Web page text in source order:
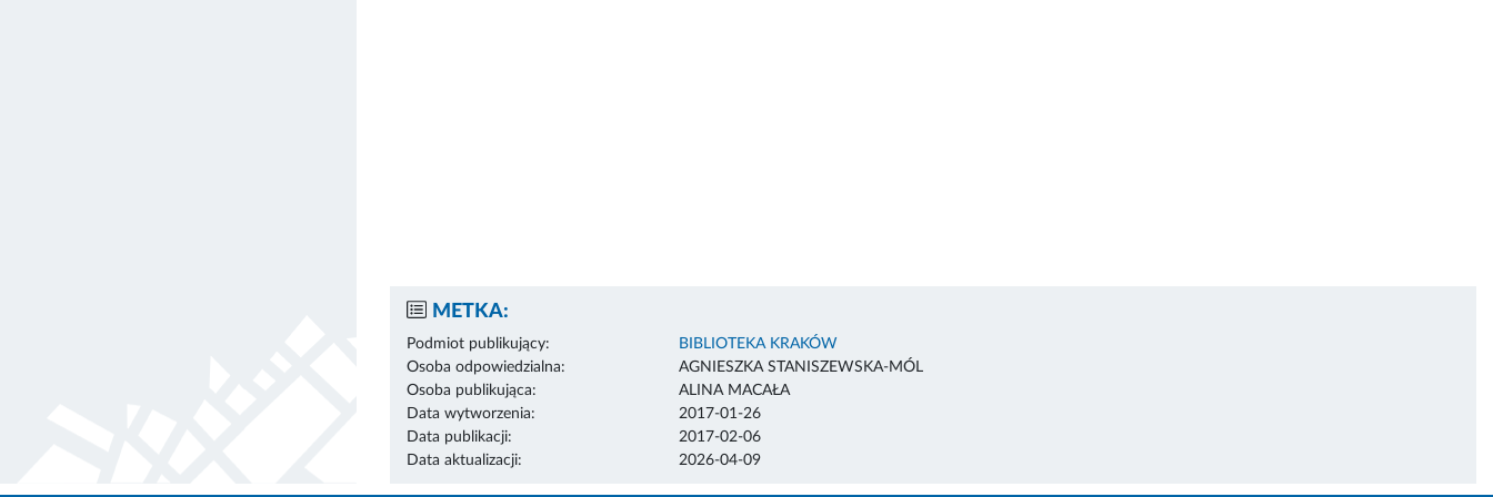
METKA:
Podmiot publikujący:
BIBLIOTEKA KRAKÓW
Osoba odpowiedzialna:
AGNIESZKA STANISZEWSKA-MÓL
Osoba publikująca:
ALINA MACAŁA
Data wytworzenia:
2017-01-26
Data publikacji:
2017-02-06
Data aktualizacji:
2026-04-09